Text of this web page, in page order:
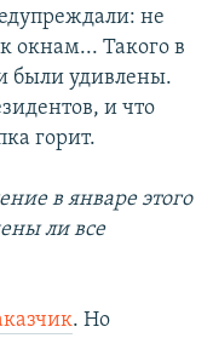
не
окнам... Такого в
были удивлены.
и что
горит.
в январе этого
ли все
. Но